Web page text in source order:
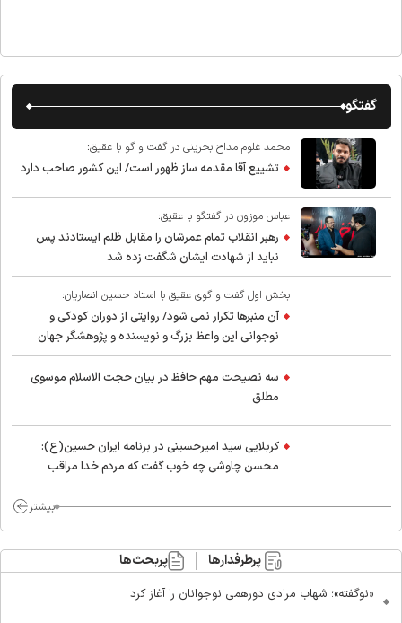
گفتگو
محمد غلوم مداح بحرینی در گفت و گو با عقیق:
تشییع آقا مقدمه ساز ظهور است/ این کشور صاحب دارد
عباس موزون در گفتگو با عقیق:
رهبر انقلاب تمام عمرشان را مقابل ظلم ایستادند پس
نباید از شهادت ایشان شگفت زده شد
بخش اول گفت و گوی عقیق با استاد حسین انصاریان:
آن منبرها تکرار نمی شود/ روایتی از دوران کودکی و
نوجوانی این واعظ بزرگ و نویسنده و پژوهشگر جهان
اسلام
سه نصیحت مهم حافظ در بیان حجت الاسلام موسوی
مطلق
کربلایی سید امیر‌حسینی در برنامه ایران حسین(ع):
محسن چاوشی چه خوب گفت که مردم خدا مراقب
بیشتر
پرطرفدارها پربحث‌ها
«نوگفته»؛ شهاب مرادی دورهمی نوجوانان را آغاز کرد